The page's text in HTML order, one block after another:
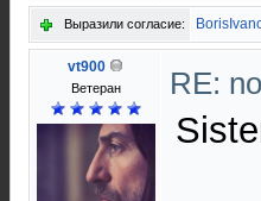
Выразили согласие:
vt900
Ветеран RE: